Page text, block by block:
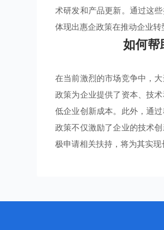
术研发和产品更新。通过这
体现出惠企政策在推动企业转
如何帮
在当前激烈的市场竞争中，
政策为企业提供了资本、技
低企业创新成本。此外，通
政策不仅激励了企业的技术
极申请相关扶持，将为其实现